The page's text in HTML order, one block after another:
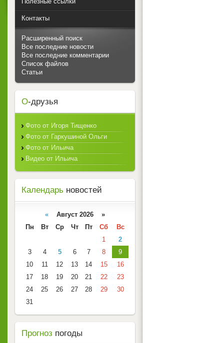
Контакты
Расширенный поиск
Все последние новости
Все последние комментарии
Список файлов
Статьи
О-друзья
Фото от Игоря Тищенко
Фото от Гаркушиной Ольги
Фото от Ильича
Видео от Ильича
Календарь новостей
« Август 2026 »
Пн
Вт Ср Чт Пт Сб
Вс
1
2
3
4 5 6 7 8
9
10
11 12 13 14 15
16
17
18 19 20 21 22
23
24
25 26 27 28 29
30
31
Прогноз погоды